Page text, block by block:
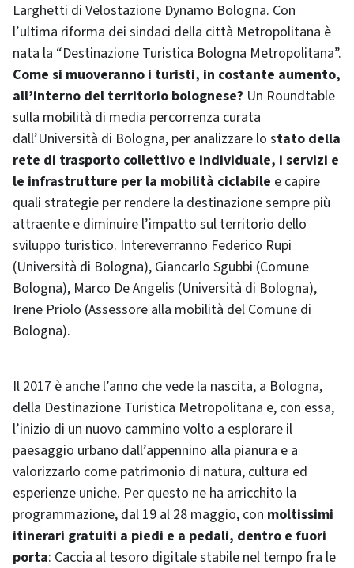
Larghetti di Velostazione Dynamo Bologna. Con
l’ultima riforma dei sindaci della città Metropolitana è
nata la “Destinazione Turistica Bologna Metropolitana”.
Come si muoveranno i turisti, in costante aumento,
all’interno del territorio bolognese? Un Roundtable
sulla mobilità di media percorrenza curata
dall’Università di Bologna, per analizzare lo stato della
rete di trasporto collettivo e individuale, i servizi e
le infrastrutture per la mobilità ciclabile e capire
quali strategie per rendere la destinazione sempre più
attraente e diminuire l’impatto sul territorio dello
sviluppo turistico. Intereverranno Federico Rupi
(Università di Bologna), Giancarlo Sgubbi (Comune
Bologna), Marco De Angelis (Università di Bologna),
Irene Priolo (Assessore alla mobilità del Comune di
Bologna).
Il 2017 è anche l’anno che vede la nascita, a Bologna,
della Destinazione Turistica Metropolitana e, con essa,
l’inizio di un nuovo cammino volto a esplorare il
paesaggio urbano dall’appennino alla pianura e a
valorizzarlo come patrimonio di natura, cultura ed
esperienze uniche. Per questo ne ha arricchito la
programmazione, dal 19 al 28 maggio, con moltissimi
itinerari gratuiti a piedi e a pedali, dentro e fuori
porta: Caccia al tesoro digitale stabile nel tempo fra le